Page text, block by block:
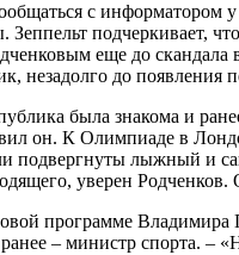
с информатором
Зеппельт
еще до
незадолго до появления
была знакома и
он. К Олимпиаде в
лыжный и
уверен Родченков.
программе Владимира
– министр спорта. –